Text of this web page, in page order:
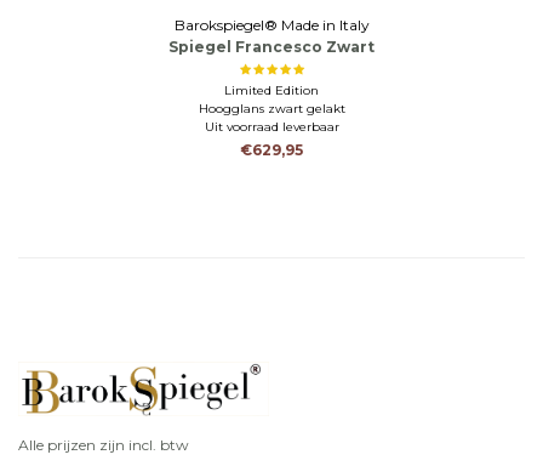
Barokspiegel® Made in Italy
Spiegel Francesco Zwart
Limited Edition
Hoogglans zwart gelakt
Uit voorraad leverbaar
€629,95
Alle prijzen zijn incl. btw